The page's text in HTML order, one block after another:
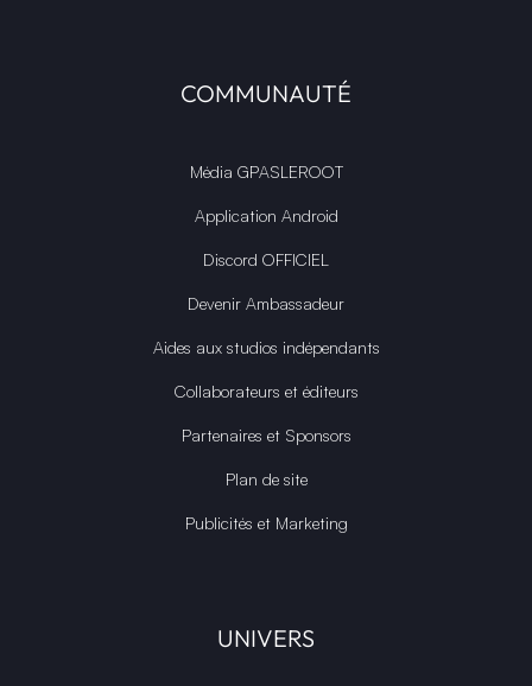
COMMUNAUTÉ
Média GPASLEROOT
Application Android
Discord OFFICIEL
Devenir Ambassadeur
Aides aux studios indépendants
Collaborateurs et éditeurs
Partenaires et Sponsors
Plan de site
Publicités et Marketing
UNIVERS